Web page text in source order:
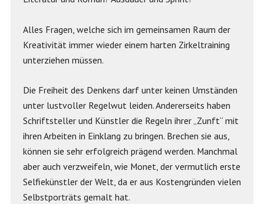
Alles Fragen, welche sich im gemeinsamen Raum der
Kreativität immer wieder einem harten Zirkeltraining
unterziehen müssen.
Die Freiheit des Denkens darf unter keinen Umständen
unter lustvoller Regelwut leiden. Andererseits haben
Schriftsteller und Künstler die Regeln ihrer „Zunft“ mit
ihren Arbeiten in Einklang zu bringen. Brechen sie aus,
können sie sehr erfolgreich prägend werden. Manchmal
aber auch verzweifeln, wie Monet, der vermutlich erste
Selfiekünstler der Welt, da er aus Kostengründen vielen
Selbstporträts gemalt hat.